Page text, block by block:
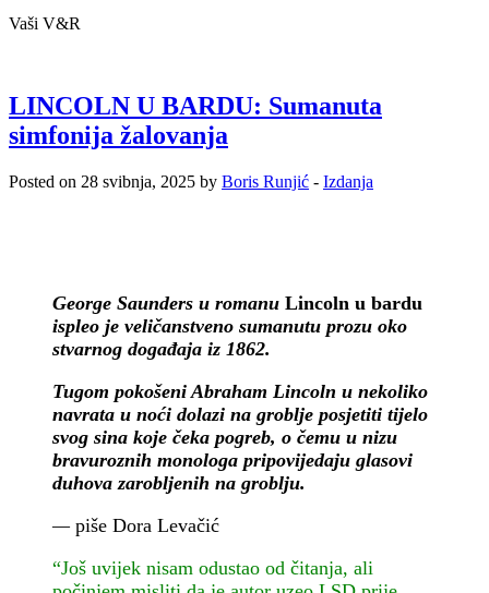
Vaši V&R
LINCOLN U BARDU: Sumanuta
simfonija žalovanja
Posted on 28 svibnja, 2025 by Boris Runjić - Izdanja
George Saunders u romanu Lincoln u bardu
ispleo je veličanstveno sumanutu prozu oko
stvarnog događaja iz 1862.
Tugom pokošeni Abraham Lincoln u nekoliko
navrata u noći dolazi na groblje posjetiti tijelo
svog sina koje čeka pogreb, o čemu u nizu
bravuroznih monologa pripovijedaju glasovi
duhova zarobljenih na groblju.
— piše Dora Levačić
“Još uvijek nisam odustao od čitanja, ali